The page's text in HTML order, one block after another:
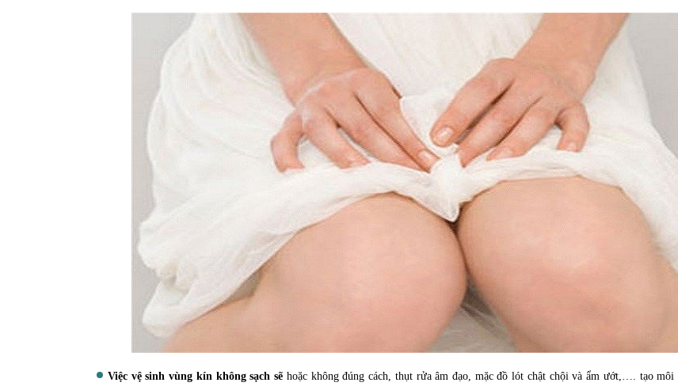
Việc vệ sinh vùng kín không sạch sẽ hoặc không đúng cách, thụt rửa âm đạo, mặc đồ lót chật chội và ẩm ướt,…. tạo